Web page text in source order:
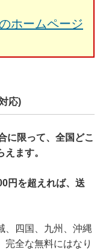
ホームページ
応)
に限って、全国どこ
ます。
円を超えれば、送
、四国、九州、沖縄
完全な無料にはなり